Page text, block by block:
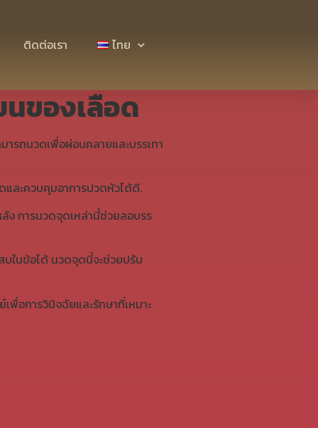
ติดต่อเรา ไทย
หลเวียนของเลือด
นของเลือด
รถนวดเพื่อผ่อนคลายและบรรเทา
ละควบคุมอาการปวดหัวได้ดี.
ง การนวดจุดเหล่านี้ช่วยลอบรร
บในข้อได้ นวดจุดนี้จะช่วยปรับ
พื่อการวินิจฉัยและรักษาที่เหมาะ